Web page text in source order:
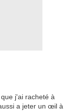
j'ai racheté à
a jeter un œil à